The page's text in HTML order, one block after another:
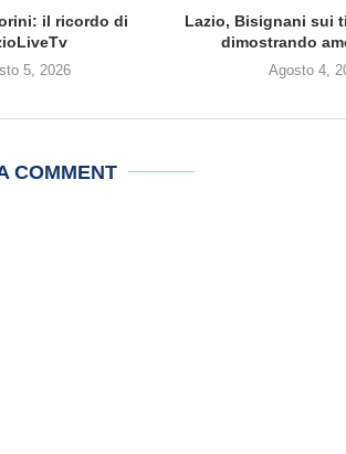
il ricordo di
5, 2026
Lazio, Bisignani sui
dimostrando
Agosto 4,
COMMENT